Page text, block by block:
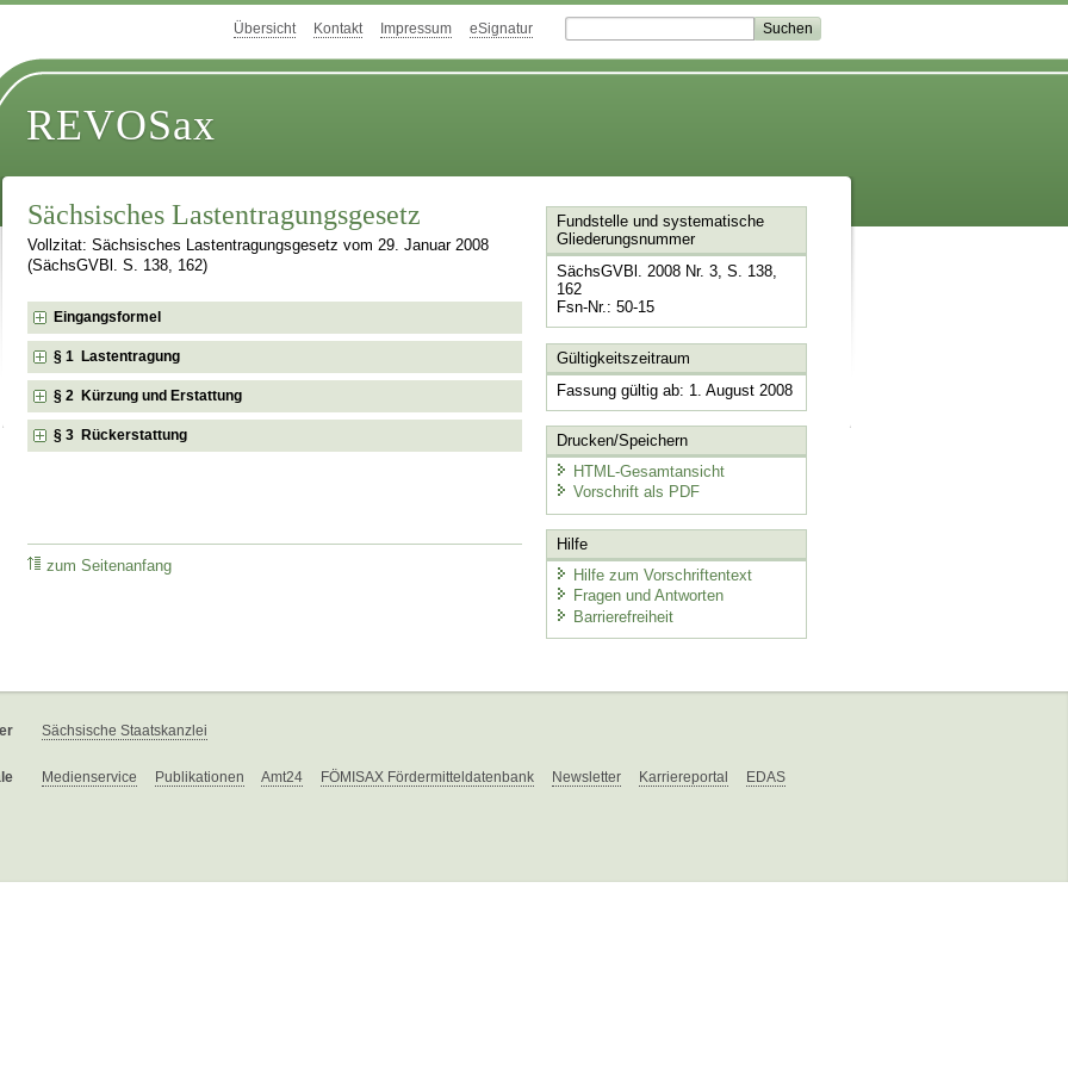
Übersicht Kontakt Impressum eSignatur
REVOSax
Sächsisches Lastentragungsgesetz
Vollzitat: Sächsisches Lastentragungsgesetz vom 29. Januar 2008
(SächsGVBl. S. 138, 162)
Eingangsformel
§ 1 Lastentragung
§ 2 Kürzung und Erstattung
§ 3 Rückerstattung
zum Seitenanfang
Fundstelle und systematische
Gliederungsnummer
SächsGVBl. 2008 Nr. 3, S. 138,
162
Fsn-Nr.: 50-15
Gültigkeitszeitraum
Fassung gültig ab: 1. August 2008
Drucken/Speichern
HTML-Gesamtansicht
Vorschrift als PDF
Hilfe
Hilfe zum Vorschriftentext
Fragen und Antworten
Barrierefreiheit
Sächsische Staatskanzlei
Medienservice Publikationen Amt24 FÖMISAX Fördermitteldatenbank Newsletter Karriereportal EDAS